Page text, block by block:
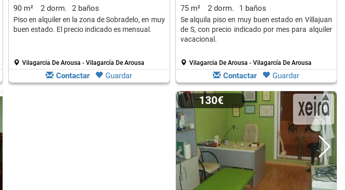
90 m²
2 dorm. 2 baños
Piso en alquiler en la zona de Sobradelo, en muy
buen estado. El precio indicado es mensual.
Vilagarcia De Arousa - Vilagarcía De Arousa
Contactar Guardar
75 m²
2 dorm. 1 baños
Se alquila piso en muy buen estado en Villajuan
de S, con precio indicado por mes para alquiler
vacacional.
Vilagarcia De Arousa - Vilagarcía De Arousa
Contactar Guardar
130€